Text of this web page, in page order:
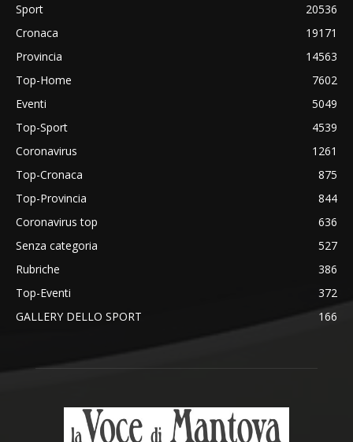
Sport
20536
Cronaca
19171
Provincia
14563
Top-Home
7602
Eventi
5049
Top-Sport
4539
Coronavirus
1261
Top-Cronaca
875
Top-Provincia
844
Coronavirus top
636
Senza categoria
527
Rubriche
386
Top-Eventi
372
GALLERY DELLO SPORT
166